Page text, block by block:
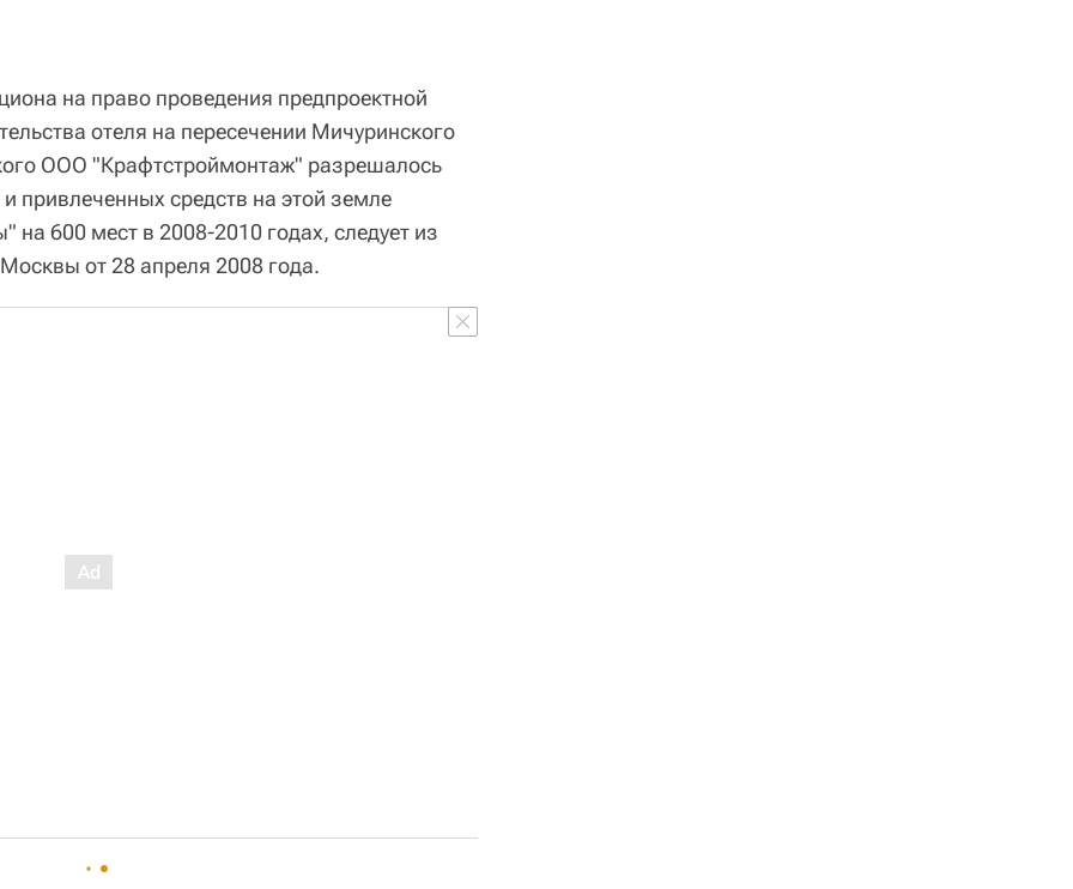
на право проведения предпроектной
отеля на пересечении Мичуринского
ООО "Крафтстроймонтаж" разрешалось
привлеченных средств на этой земле
на 600 мест в 2008-2010 годах, следует из
от 28 апреля 2008 года.